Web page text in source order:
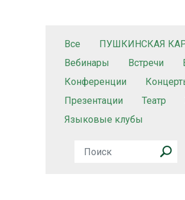
Все ПУШКИНСКАЯ
Вебинары
Встречи
Конференции
Презентации
Театр
Языковые клубы